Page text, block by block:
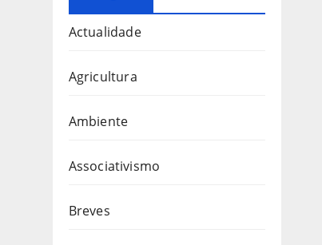
Actualidade
Agricultura
Ambiente
Associativismo
Breves